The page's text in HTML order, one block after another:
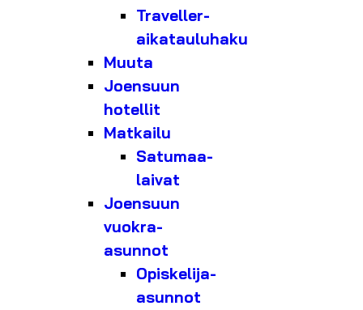
Traveller-
aikatauluhaku
Muuta
Joensuun
hotellit
Matkailu
Satumaa-
laivat
Joensuun
vuokra-
asunnot
Opiskelija-
asunnot